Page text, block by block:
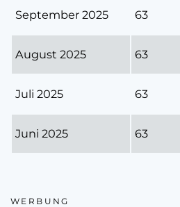
September 2025 63
August 2025 63
Juli 2025 63
Juni 2025 63
WERBUNG